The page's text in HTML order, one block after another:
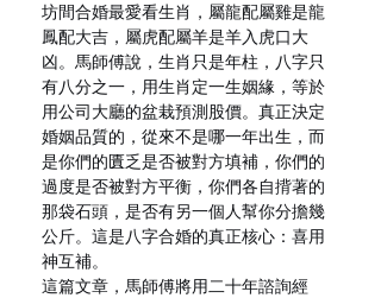
坊間合婚最愛看生肖，屬龍配屬雞是龍
鳳配大吉，屬虎配屬羊是羊入虎口大
凶。馬師傅說，生肖只是年柱，八字只
有八分之一，用生肖定一生姻緣，等於
用公司大廳的盆栽預測股價。真正決定
婚姻品質的，從來不是哪一年出生，而
是你們的匱乏是否被對方填補，你們的
過度是否被對方平衡，你們各自揹著的
那袋石頭，是否有另一個人幫你分擔幾
公斤。這是八字合婚的真正核心：喜用
神互補。
這篇文章，馬師傅將用二十年諮詢經